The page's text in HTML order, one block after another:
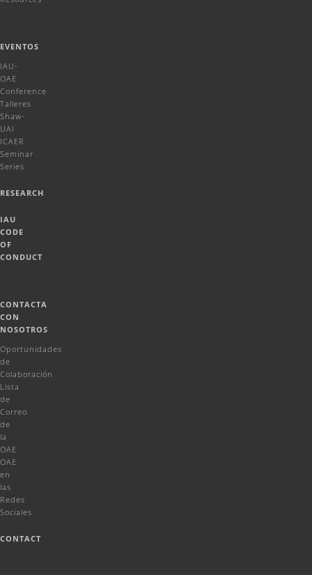
EVENTOS
IAU-
OAE
Conference
Talleres
Shaw-
UAI
ICAER
Seminar
Series
RESEARCH
IAU
CODE
OF
CONDUCT
CONTACTA
CON
NOSOTROS
Oportunidades
de
Colaboración
Lista
de
Correo
de
la
OAE
OAE
en
las
Redes
Sociales
CONTACT